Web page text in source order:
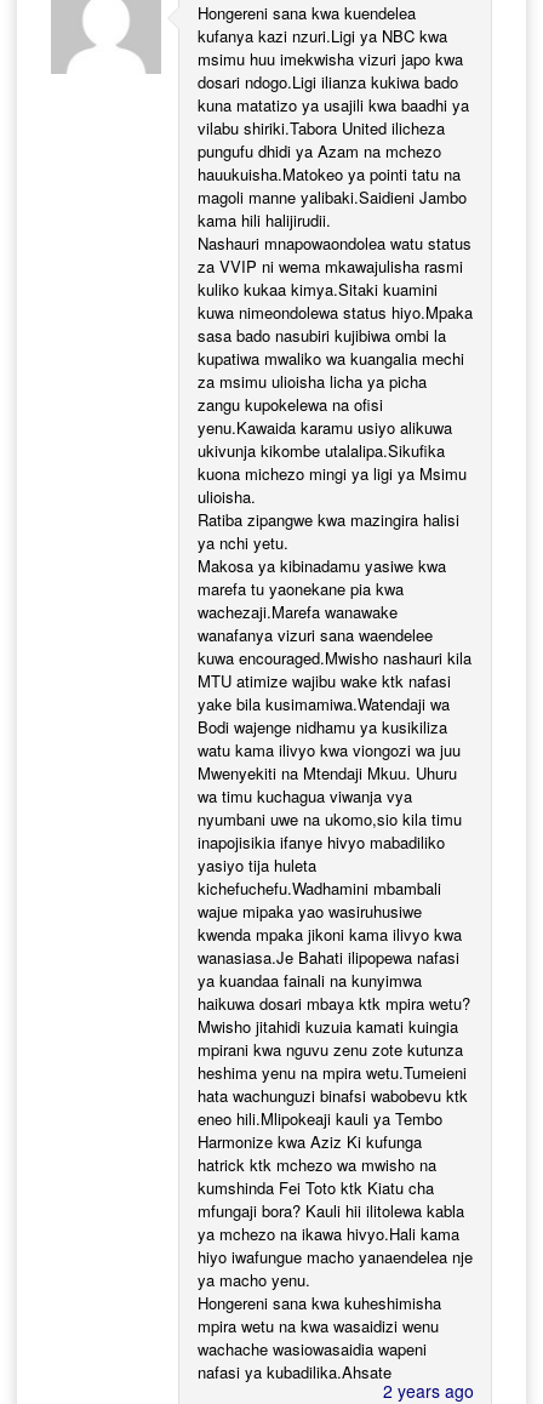
2 years ago
Hongereni sana kwa kuendelea
kufanya kazi nzuri.Ligi ya NBC kwa
msimu huu imekwisha vizuri japo kwa
dosari ndogo.Ligi ilianza kukiwa bado
kuna matatizo ya usajili kwa baadhi ya
vilabu shiriki.Tabora United ilicheza
pungufu dhidi ya Azam na mchezo
hauukuisha.Matokeo ya pointi tatu na
magoli manne yalibaki.Saidieni Jambo
kama hili halijirudii.
Nashauri mnapowaondolea watu status
za VVIP ni wema mkawajulisha rasmi
kuliko kukaa kimya.Sitaki kuamini
kuwa nimeondolewa status hiyo.Mpaka
sasa bado nasubiri kujibiwa ombi la
kupatiwa mwaliko wa kuangalia mechi
za msimu ulioisha licha ya picha
zangu kupokelewa na ofisi
yenu.Kawaida karamu usiyo alikuwa
ukivunja kikombe utalalipa.Sikufika
kuona michezo mingi ya ligi ya Msimu
ulioisha.
Ratiba zipangwe kwa mazingira halisi
ya nchi yetu.
Makosa ya kibinadamu yasiwe kwa
marefa tu yaonekane pia kwa
wachezaji.Marefa wanawake
wanafanya vizuri sana waendelee
kuwa encouraged.Mwisho nashauri kila
MTU atimize wajibu wake ktk nafasi
yake bila kusimamiwa.Watendaji wa
Bodi wajenge nidhamu ya kusikiliza
watu kama ilivyo kwa viongozi wa juu
Mwenyekiti na Mtendaji Mkuu. Uhuru
wa timu kuchagua viwanja vya
nyumbani uwe na ukomo,sio kila timu
inapojisikia ifanye hivyo mabadiliko
yasiyo tija huleta
kichefuchefu.Wadhamini mbambali
wajue mipaka yao wasiruhusiwe
kwenda mpaka jikoni kama ilivyo kwa
wanasiasa.Je Bahati ilipopewa nafasi
ya kuandaa fainali na kunyimwa
haikuwa dosari mbaya ktk mpira wetu?
Mwisho jitahidi kuzuia kamati kuingia
mpirani kwa nguvu zenu zote kutunza
heshima yenu na mpira wetu.Tumeieni
hata wachunguzi binafsi wabobevu ktk
eneo hili.Mlipokeaji kauli ya Tembo
Harmonize kwa Aziz Ki kufunga
hatrick ktk mchezo wa mwisho na
kumshinda Fei Toto ktk Kiatu cha
mfungaji bora? Kauli hii ilitolewa kabla
ya mchezo na ikawa hivyo.Hali kama
hiyo iwafungue macho yanaendelea nje
ya macho yenu.
Hongereni sana kwa kuheshimisha
mpira wetu na kwa wasaidizi wenu
wachache wasiowasaidia wapeni
nafasi ya kubadilika.Ahsate